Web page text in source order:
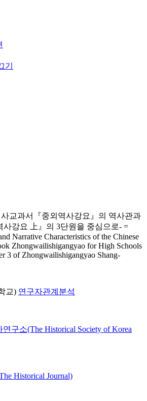
기
교과서『중외역사강요』의 역사관과
사강요 上』의 3단원을 중심으로- =
Narrative Characteristics of the Chinese
Zhongwailishigangyao for High Schools
3 of Zhongwailishigangyao Shang-
교) 연구자관계분석
구소(The Historical Society of Korea
Historical Journal)